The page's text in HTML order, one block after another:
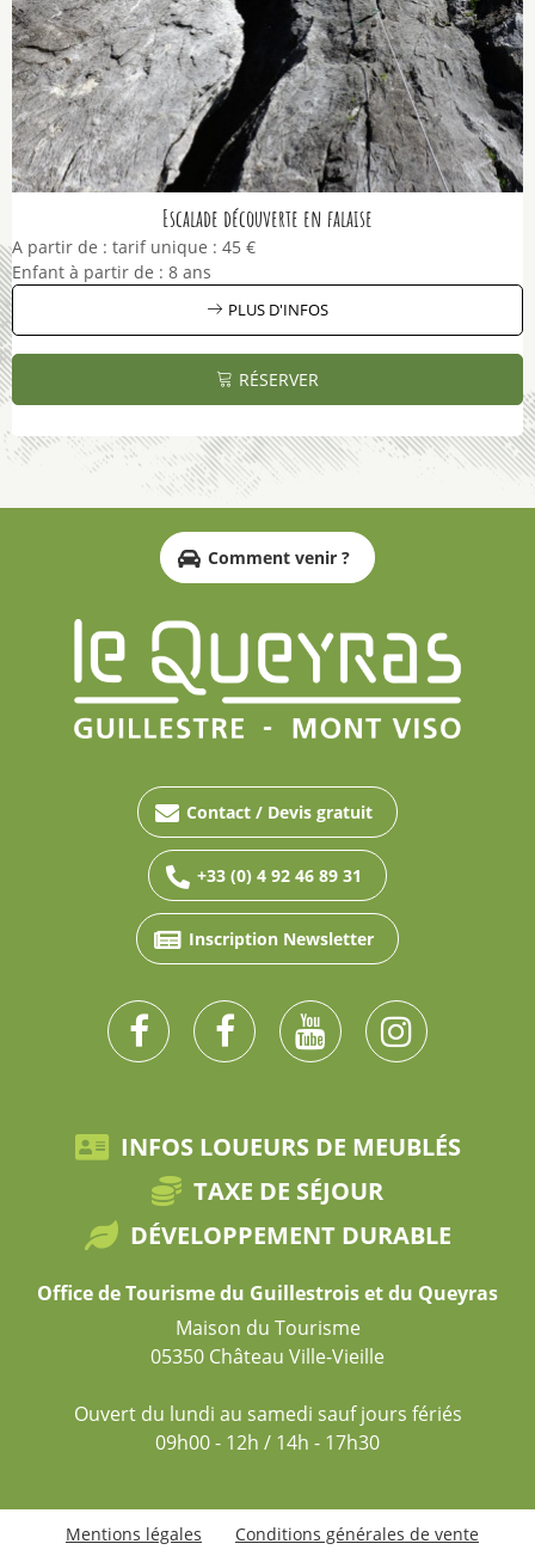
Escalade découverte en falaise
A partir de : tarif unique : 45 €
Enfant à partir de : 8 ans
PLUS D'INFOS
RÉSERVER
Comment venir ?
Contact / Devis gratuit
+33 (0) 4 92 46 89 31
Inscription Newsletter
INFOS LOUEURS DE MEUBLÉS
TAXE DE SÉJOUR
DÉVELOPPEMENT DURABLE
Office de Tourisme du Guillestrois et du Queyras
Maison du Tourisme
05350 Château Ville-Vieille
Ouvert du lundi au samedi sauf jours fériés
09h00 - 12h / 14h - 17h30
Mentions légales Conditions générales de vente